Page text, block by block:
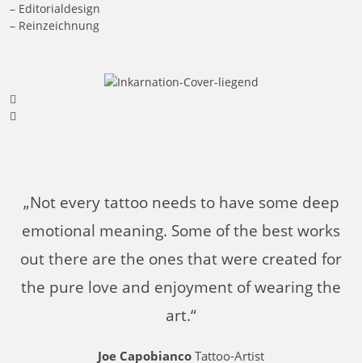
– Editorialdesign
– Reinzeichnung
„Not every tattoo needs to have some deep
emotional meaning. Some of the best works
out there are the ones that were created for
the pure love and enjoyment of wearing the
art.“
Joe Capobianco Tattoo-Artist